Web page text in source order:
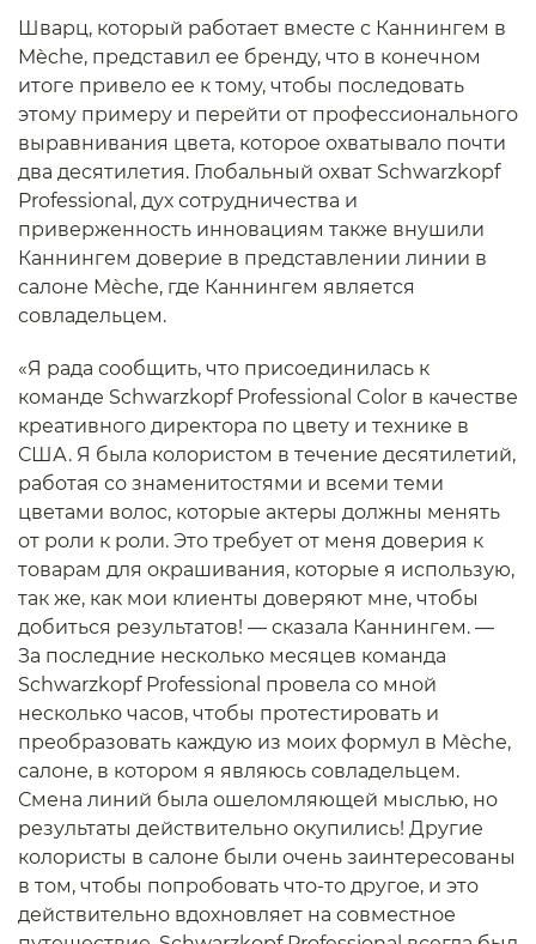
Шварц, который работает вместе с Каннингем в
Mèche, представил ее бренду, что в конечном
итоге привело ее к тому, чтобы последовать
этому примеру и перейти от профессионального
выравнивания цвета, которое охватывало почти
два десятилетия. Глобальный охват Schwarzkopf
Professional, дух сотрудничества и
приверженность инновациям также внушили
Каннингем доверие в представлении линии в
салоне Mèche, где Каннингем является
совладельцем.
«Я рада сообщить, что присоединилась к
команде Schwarzkopf Professional Color в качестве
креативного директора по цвету и технике в
США. Я была колористом в течение десятилетий,
работая со знаменитостями и всеми теми
цветами волос, которые актеры должны менять
от роли к роли. Это требует от меня доверия к
товарам для окрашивания, которые я использую,
так же, как мои клиенты доверяют мне, чтобы
добиться результатов! — сказала Каннингем. —
За последние несколько месяцев команда
Schwarzkopf Professional провела со мной
несколько часов, чтобы протестировать и
преобразовать каждую из моих формул в Mèche,
салоне, в котором я являюсь совладельцем.
Смена линий была ошеломляющей мыслью, но
результаты действительно окупились! Другие
колористы в салоне были очень заинтересованы
в том, чтобы попробовать что-то другое, и это
действительно вдохновляет на совместное